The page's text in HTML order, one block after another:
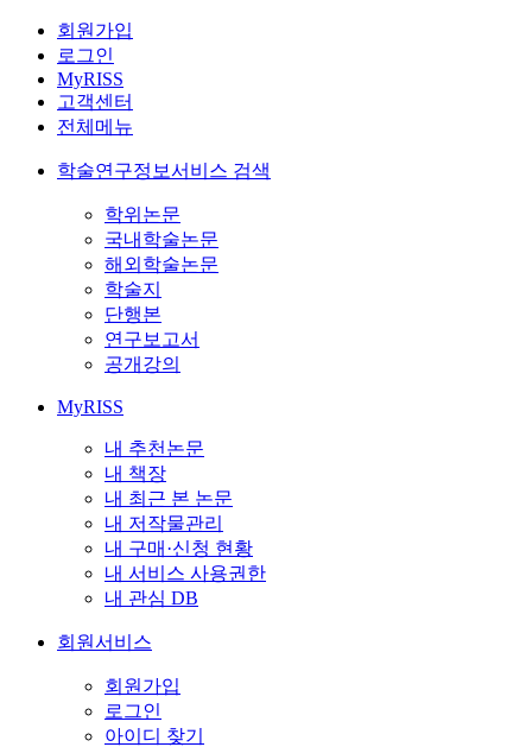
회원가입
로그인
MyRISS
고객센터
전체메뉴
학술연구정보서비스 검색
학위논문
국내학술논문
해외학술논문
학술지
단행본
연구보고서
공개강의
MyRISS
내 추천논문
내 책장
내 최근 본 논문
내 저작물관리
내 구매·신청 현황
내 서비스 사용권한
내 관심 DB
회원서비스
회원가입
로그인
아이디 찾기